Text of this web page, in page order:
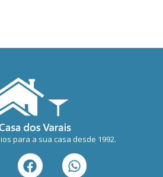
para a sua casa desde 1992.